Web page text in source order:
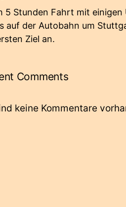
5 Stunden Fahrt mit
auf der Autobahn um
Ziel an.
Comments
keine Kommentare